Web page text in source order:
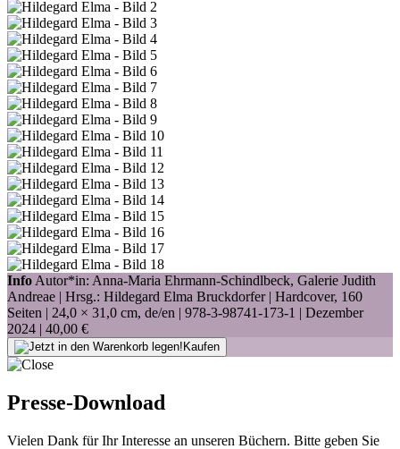
Info Autor*in: Anna-Maria Ehrmann-Schindlbeck, Galerie Judith
Andreae | Hrsg.: Hildegard Elma Bruckdorfer | Hardcover, 160
Seiten | 24,0 × 31,0 cm, de/en | 978-3-98741-173-1 | Dezember
2024 | 40,00 €
Kaufen
Presse-Download
Vielen Dank für Ihr Interesse an unseren Büchern. Bitte geben Sie